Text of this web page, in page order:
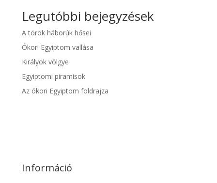
Legutóbbi bejegyzések
A török háborúk hősei
Ókori Egyiptom vallása
Királyok völgye
Egyiptomi piramisok
Az ókori Egyiptom földrajza
Információ